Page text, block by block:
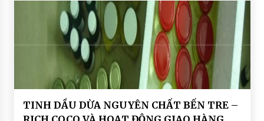
HOAT
ĐỘNG
GIAO
TINH DẦU DỪA NGUYÊN CHẤT BẾN TRE –